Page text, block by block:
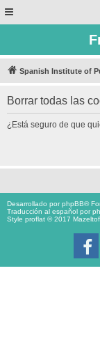
Spanish Institute of
Borrar todas las
¿Está seguro de que
Desarrollado porphpBB®
Traducción al español por
Style proflat © 2017 Mazeltof